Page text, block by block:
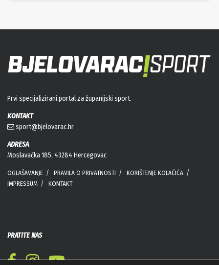
Prvi specijalizirani portal za županijski sport.
KONTAKT
sport@bjelovarac.hr
ADRESA
Moslavačka 185, 43284 Hercegovac
OGLAŠAVANJE PRAVILA O PRIVATNOSTI
KORIŠTENJE KOLAČIĆA
IMPRESSUM
KONTAKT
PRATITE NAS